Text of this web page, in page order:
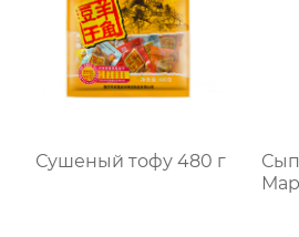
Сушеный тофу 480 г